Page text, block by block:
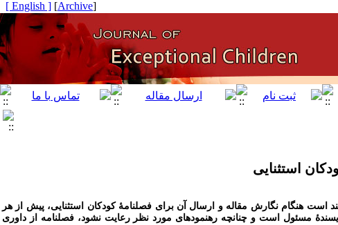
[
Archive
]
[ English ]
استثنایی
هنگام نگارش مقاله و ارسال آن برای فصلنامۀ کودکان استثنایی، پیش از هر
مسئول است و چنانچه رهنمودهای مورد نظر رعایت نشود، فصلنامه از داوری